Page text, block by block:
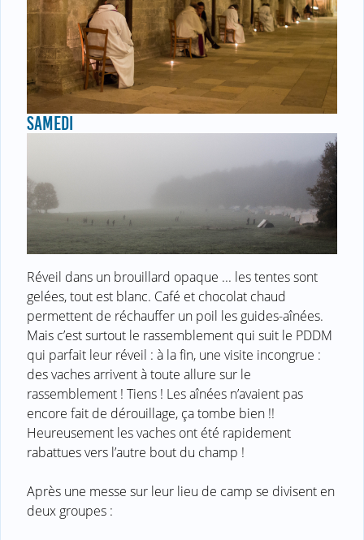
SAMEDI
Réveil dans un brouillard opaque ... les tentes sont
gelées, tout est blanc. Café et chocolat chaud
permettent de réchauffer un poil les guides-aînées.
Mais c’est surtout le rassemblement qui suit le PDDM
qui parfait leur réveil : à la fin, une visite incongrue :
des vaches arrivent à toute allure sur le
rassemblement ! Tiens ! Les aînées n’avaient pas
encore fait de dérouillage, ça tombe bien !!
Heureusement les vaches ont été rapidement
rabattues vers l’autre bout du champ !
Après une messe sur leur lieu de camp se divisent en
deux groupes :